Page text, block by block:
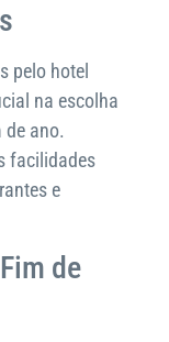
pelo hotel
na escolha
ano.
facilidades
e
de